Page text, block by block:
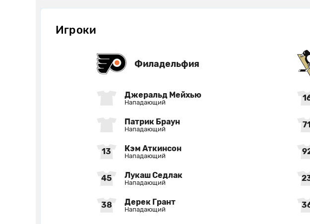
Игроки
Филадельфия
Джеральд Мейхью
Нападающий
Патрик Браун
Нападающий
13 Кэм Аткинсон
Нападающий
45 Лукаш Седлак
Нападающий
38 Дерек Грант
Нападающий
71